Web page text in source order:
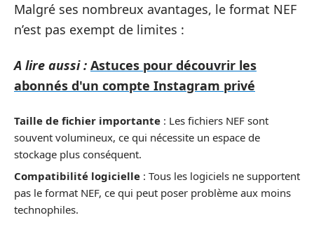
Malgré ses nombreux avantages, le format NEF
n’est pas exempt de limites :
A lire aussi : Astuces pour découvrir les
abonnés d'un compte Instagram privé
Taille de fichier importante : Les fichiers NEF sont
souvent volumineux, ce qui nécessite un espace de
stockage plus conséquent.
Compatibilité logicielle : Tous les logiciels ne supportent
pas le format NEF, ce qui peut poser problème aux moins
technophiles.